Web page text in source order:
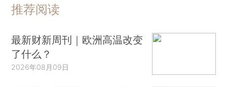
推荐阅读
最新财新周刊｜欧洲高温改变
了什么？
2026年08月09日